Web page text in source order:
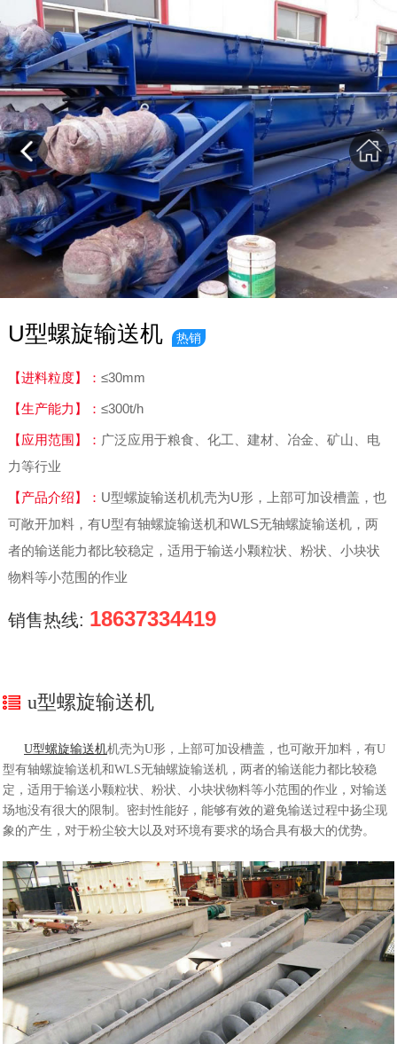
U型螺旋输送机 热销
【进料粒度】： ≤30mm
【生产能力】： ≤300t/h
【应用范围】： 广泛应用于粮食、化工、建材、冶金、矿山、电
力等行业
【产品介绍】： U型螺旋输送机机壳为U形，上部可加设槽盖，也
可敞开加料，有U型有轴螺旋输送机和WLS无轴螺旋输送机，两
者的输送能力都比较稳定，适用于输送小颗粒状、粉状、小块状
物料等小范围的作业
销售热线: 18637334419
u型螺旋输送机
U型螺旋输送机机壳为U形，上部可加设槽盖，也可敞开加料，有U
型有轴螺旋输送机和WLS无轴螺旋输送机，两者的输送能力都比较稳
定，适用于输送小颗粒状、粉状、小块状物料等小范围的作业，对输送
场地没有很大的限制。密封性能好，能够有效的避免输送过程中扬尘现
象的产生，对于粉尘较大以及对环境有要求的场合具有极大的优势。